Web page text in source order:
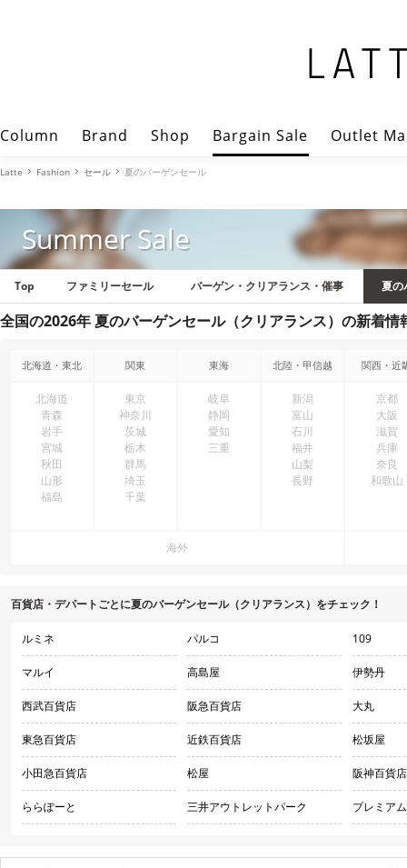
Column Brand Shop Bargain Sale Outlet
Latte Fashion セール 夏のバーゲンセール
Summer Sale
Top ファミリーセール バーゲン・クリアランス・催事 夏の
全国の2026年 夏のバーゲンセール（クリアランス）の新着情
北海道・東北 関東 東海 北陸・甲信越 関西・近
北海道
青森
岩手
宮城
秋田
山形
福島
東京
神奈川
茨城
栃木
群馬
埼玉
千葉
岐阜
静岡
愛知
三重
新潟
富山
石川
福井
山梨
長野
京都
大阪
滋賀
兵庫
奈良
和歌山
海外
百貨店・デパートごとに夏のバーゲンセール（クリアランス）をチェック！
ルミネ パルコ 109
マルイ 高島屋 伊勢丹
西武百貨店 阪急百貨店 大丸
東急百貨店 近鉄百貨店 松坂屋
小田急百貨店 松屋 阪神百貨店
ららぽーと 三井アウトレットパーク プレミア